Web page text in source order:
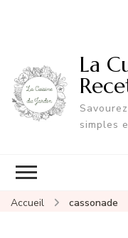
La
simples
Accueil cassonade